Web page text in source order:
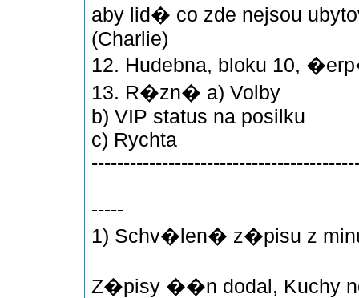
aby lid� co zde nejsou
(Charlie)
12. Hudebna, bloku 10,
13. R�zn� a) Volby
b) VIP status na posilku
c) Rychta
-----
1) Schv�len� z�pisu z
Z�pisy ��n dodal, Kuchy